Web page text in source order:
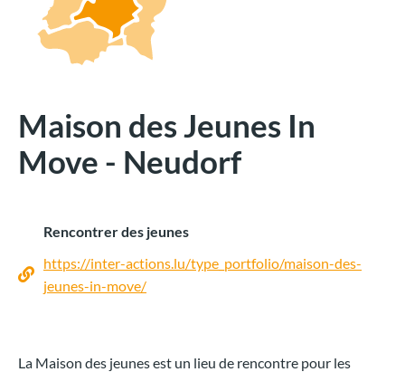
Maison des Jeunes In
Move - Neudorf
Rencontrer des jeunes
https://inter-actions.lu/type_portfolio/maison-des-
jeunes-in-move/
La Maison des jeunes est un lieu de rencontre pour les